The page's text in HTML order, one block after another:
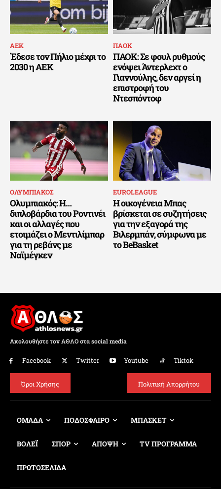
ΑΕΚ
Έδεσε τον Πήλιο μέχρι το
2030 η ΑΕΚ
ΠΑΟΚ
ΠΑΟΚ: Σε φουλ ρυθμούς
ενόψει Άντερλεχτ ο
Γιαννούλης, δεν αργεί η
επιστροφή του
Ντεσπόντοφ
ΟΛΥΜΠΙΑΚΟΣ
Ολυμπιακός: Η…
διπλοβάρδια του Ροντινέι
και οι αλλαγές που
ετοιμάζει ο Μεντιλίμπαρ
για τη ρεβάνς με
Ναϊμέγκεν
EUROLEAGUE
Η οικογένεια Μπας
βρίσκεται σε συζητήσεις
για την εξαγορά της
Βιλερμπάν, σύμφωνα με
το BeBasket
Ακολουθήστε τον ΑΘΛΟ στα social media
Facebook Twitter Youtube Tiktok
Όροι Χρήσης Πολιτική Απορρήτου
ΟΜΑΔΑ ΠΟΔΟΣΦΑΙΡΟ ΜΠΑΣΚΕΤ
ΒΟΛΕΪ ΣΠΟΡ ΑΠΟΨΗ TV ΠΡΟΓΡΑΜΜΑ
ΠΡΩΤΟΣΕΛΙΔΑ